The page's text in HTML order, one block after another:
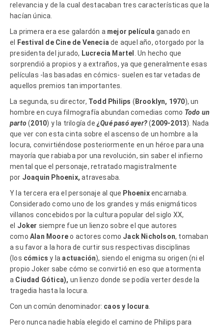
relevancia y de la cual destacaban tres características que la
hacían única.
La primera era ese galardón a mejor película ganado en
el Festival de Cine de Venecia de aquel año, otorgado por la
presidenta del jurado, Lucrecia Martel . Un hecho que
sorprendió a propios y a extraños, ya que generalmente esas
películas -las basadas en cómics- suelen estar vetadas de
aquellos premios tan importantes.
La segunda, su director, Todd Philips (Brooklyn, 1970), un
hombre en cuya filmografía abundan comedias como Todo un
parto(2010) y la trilogía de¿Qué pasó ayer?(2009-2013). Nada
que ver con esta cinta sobre el ascenso de un hombre a la
locura, convirtiéndose posteriormente en un héroe para una
mayoría que rabiaba por una revolución, sin saber el infierno
mental que el personaje, retratado magistralmente
por Joaquin Phoenix,atravesaba.
Y la tercera era el personaje al que Phoenixencarnaba.
Considerado como uno de los grandes y más enigmáticos
villanos concebidos por la cultura popular del siglo XX,
el Joker siempre fue un lienzo sobre el que autores
como Alan Mooreo actores como Jack Nicholson, tomaban
a su favor a la hora de curtir sus respectivas disciplinas
(los cómics y la actuación), siendo el enigma su origen (ni el
propio Joker sabe cómo se convirtió en eso que atormenta
a Ciudad Gótica), un lienzo donde se podía verter desde la
tragedia hasta la locura.
Con un común denominador: caos y locura
Pero nunca nadie había elegido el camino de Philips para